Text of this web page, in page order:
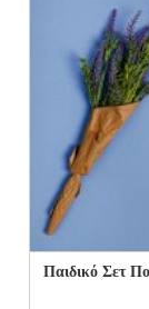
Παιδικό Σετ